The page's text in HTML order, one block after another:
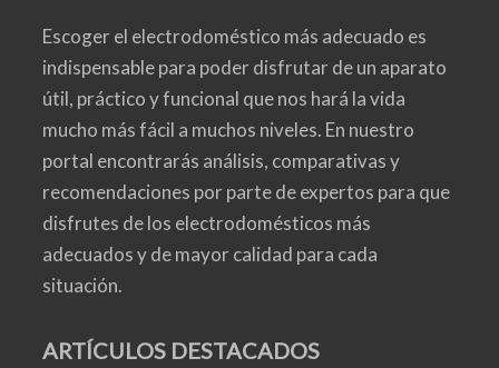
Escoger el electrodoméstico más adecuado es
indispensable para poder disfrutar de un aparato
útil, práctico y funcional que nos hará la vida
mucho más fácil a muchos niveles. En nuestro
portal encontrarás análisis, comparativas y
recomendaciones por parte de expertos para que
disfrutes de los electrodomésticos más
adecuados y de mayor calidad para cada
situación.
ARTÍCULOS DESTACADOS